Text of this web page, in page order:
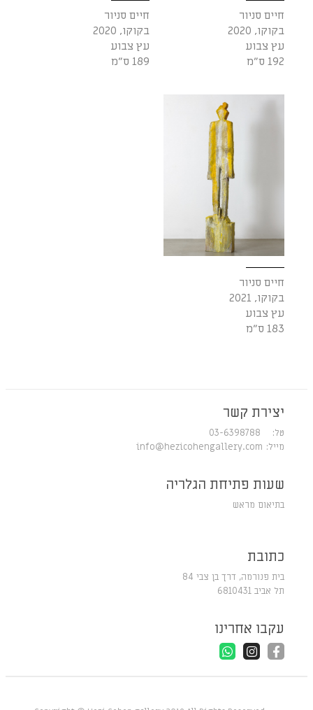
חיים סניור
בקוקו, 2020
עץ צבוע
192 ס״מ
חיים סניור
בקוקו, 2020
עץ צבוע
189 ס״מ
חיים סניור
בקוקו, 2021
עץ צבוע
183 ס״מ
יצירת קשר
טל: 03-6398788
מייל: info@hezicohengallery.com
שעות פתיחת הגלריה
בתיאום מראש
כתובת
בית פנורמה, דרך בן צבי 84
תל אביב 6810431
עקבו אחרינו